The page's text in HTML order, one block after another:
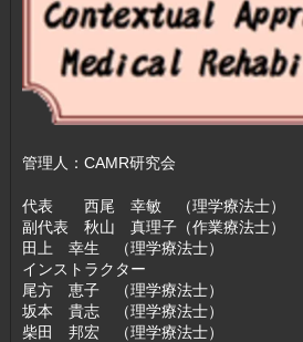
管理人：CAMR研究会
代表 西尾 幸敏 （理学療法士）
副代表 秋山 真理子（作業療法士）
田上 幸生 （理学療法士）
インストラクター
尾方 恵子 （理学療法士）
坂本 貴志 （理学療法士）
柴田 邦宏 （理学療法士）